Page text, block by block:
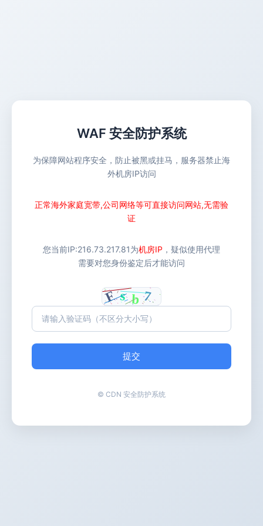
WAF 安全防护系统
为保障网站程序安全，防止被黑或挂马，服务器禁止海
外机房IP访问
正常海外家庭宽带,公司网络等可直接访问网站,无需验
证
您当前IP:216.73.217.81为机房IP ，疑似使用代理
需要对您身份鉴定后才能访问
提交
© CDN 安全防护系统